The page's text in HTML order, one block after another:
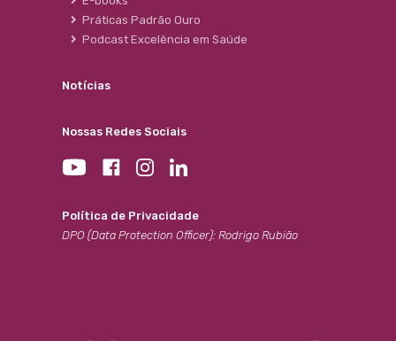
Práticas Padrão Ouro
Podcast Excelência em Saúde
Notícias
Nossas Redes Sociais
Política de Privacidade
DPO (Data Protection Officer): Rodrigo Rubião